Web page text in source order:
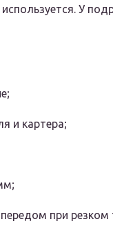
У
и картера;
при